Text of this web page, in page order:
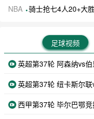
NBA 骑士抢七4人20+大胜活塞挺
足球视频
英超第37轮 阿森纳vs伯
英超第37轮 纽卡斯尔
西甲第37轮 毕尔巴鄂